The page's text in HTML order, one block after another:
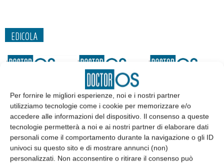
Per fornire le migliori esperienze, noi e i nostri partner
utilizziamo tecnologie come i cookie per memorizzare e/o
accedere alle informazioni del dispositivo. Il consenso a queste
tecnologie permetterà a noi e ai nostri partner di elaborare dati
personali come il comportamento durante la navigazione o gli ID
univoci su questo sito e di mostrare annunci (non)
personalizzati. Non acconsentire o ritirare il consenso può
EDICOLA